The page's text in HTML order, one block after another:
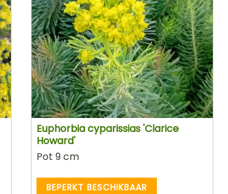
Euphorbia cyparissias 'Clarice
Howard'
Pot 9 cm
BEPERKT BESCHIKBAAR